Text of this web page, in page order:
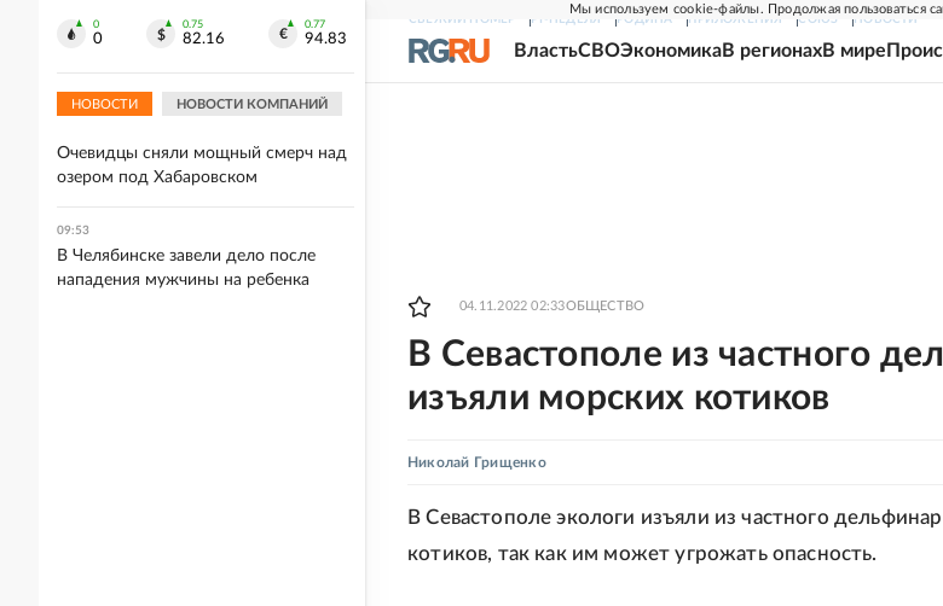
Мы используем cookie-файлы. Продолжая пользоваться
СВЕЖИЙ НОМЕР РГ-НЕДЕЛЯ РОДИНА ПРИЛОЖЕНИЯ СОЮЗ НОВОСТИ
ВластьСВОЭкономикаВ регионахВ мире
04.11.2022 02:33ОБЩЕСТВО
В Севастополе из частного
изъяли морских котиков
Николай Грищенко
В Севастополе экологи изъяли из частного
котиков, так как им может угрожать опасность.
0
0
0.75
82.16
0.77
94.83
НОВОСТИ НОВОСТИ КОМПАНИЙ
Семья с ребенком пропала при
Очевидцы сняли мощный смерч над
озером под Хабаровском
09:53
В Челябинске завели дело после
нападения мужчины на ребенка